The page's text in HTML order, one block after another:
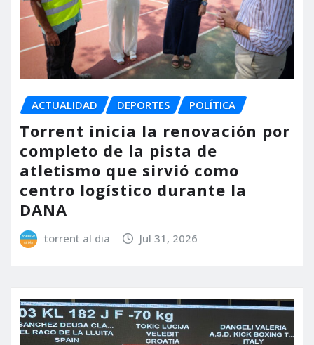
ACTUALIDAD DEPORTES POLÍTICA
Torrent inicia la renovación por
completo de la pista de
atletismo que sirvió como
centro logístico durante la
DANA
torrent al dia Jul 31, 2026